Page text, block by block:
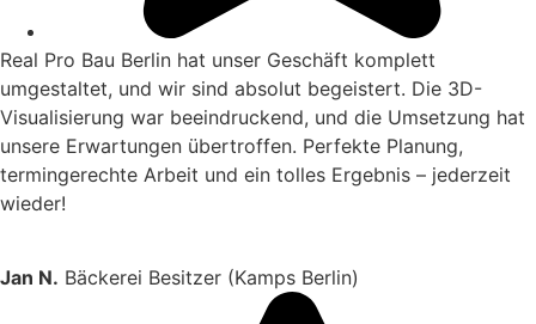
Real Pro Bau Berlin hat unser Geschäft komplett
umgestaltet, und wir sind absolut begeistert. Die 3D-
Visualisierung war beeindruckend, und die Umsetzung hat
unsere Erwartungen übertroffen. Perfekte Planung,
termingerechte Arbeit und ein tolles Ergebnis – jederzeit
wieder!
Jan N. Bäckerei Besitzer (Kamps Berlin)